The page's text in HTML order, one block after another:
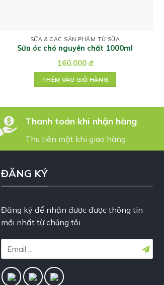
SỮA & CÁC SẢN PHẨM TỪ SỮA
Sữa óc chó nguyên chất 1000ml
160.000 đ
THÊM VÀO GIỎ HÀNG
Thanh toán khi nhận hàng
Thu tiền mặt khi giao hàng
ĐĂNG KÝ
Đăng ký để nhận được được thông tin
mới nhất từ chúng tôi.